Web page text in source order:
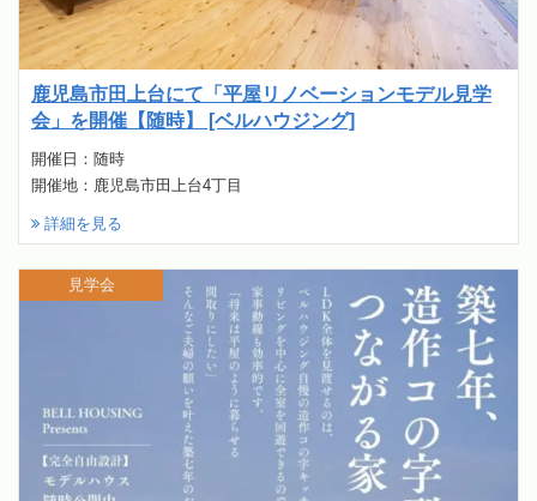
鹿児島市田上台にて「平屋リノベーションモデル見学
会」を開催【随時】 [ベルハウジング]
開催日：随時
開催地：鹿児島市田上台4丁目
詳細を見る
見学会